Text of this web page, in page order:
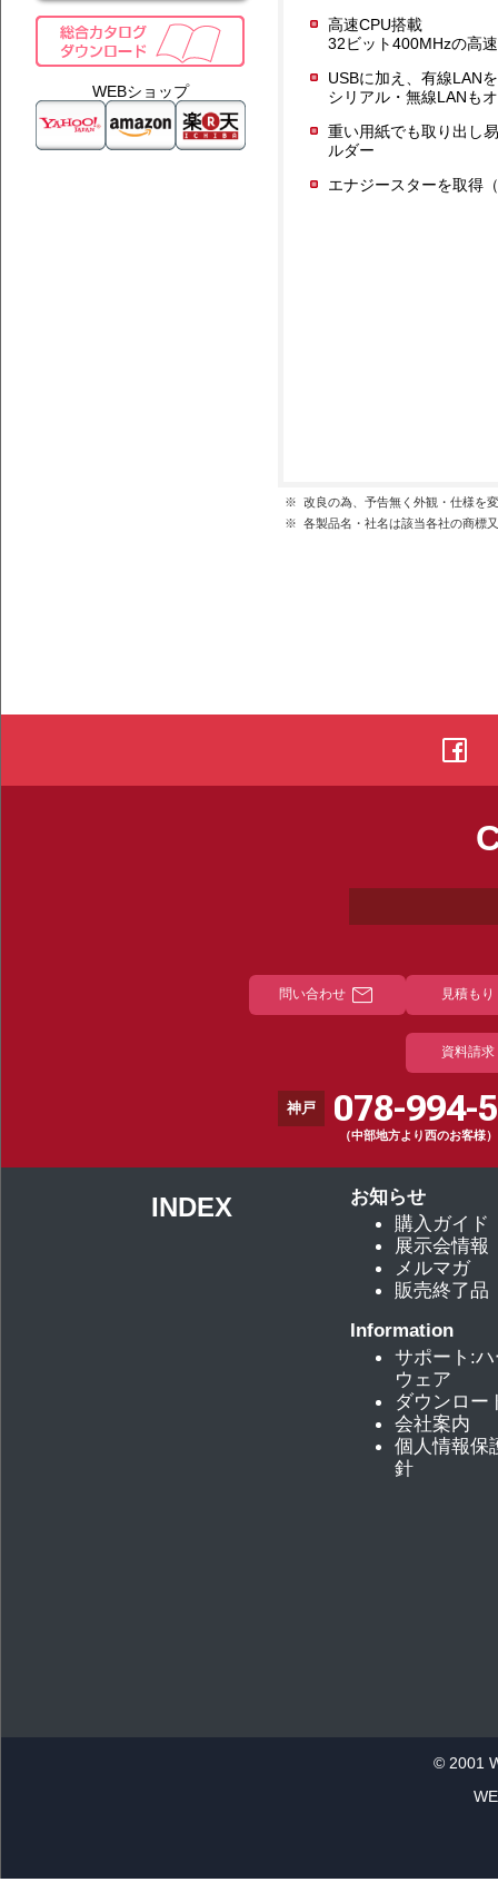
高速CPU搭載
32ビット400MHzの高
USBに加え、有線LAN
シリアル・無線LANも
重い用紙でも取り出し
ルダー
エナジースターを取得
※ 改良の為、予告無く外観・仕様を
※ 各製品名・社名は該当各社の商標
WEBショップ
問い合わせ mail 見積もり
資料請求
神戸 078-994-
（中部地方より西のお客様）
INDEX
お知らせ
購入ガイド
展示会情報
メルマガ
販売終了品
Information
サポート:
ウェア
ダウンロー
会社案内
個人情報保
針
© 2001